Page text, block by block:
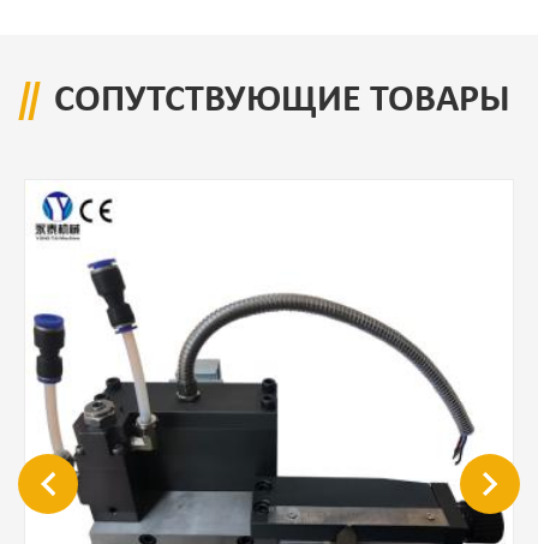
СОПУТСТВУЮЩИЕ ТОВАРЫ